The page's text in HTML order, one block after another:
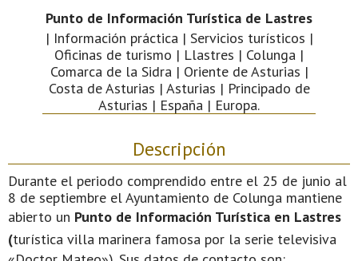
Punto de Información Turística de Lastres
| Información práctica | Servicios turísticos |
Oficinas de turismo | Llastres | Colunga |
Comarca de la Sidra | Oriente de Asturias |
Costa de Asturias | Asturias | Principado de
Asturias | España | Europa.
Descripción
Durante el periodo comprendido entre el 25 de junio al
8 de septiembre el Ayuntamiento de Colunga mantiene
abierto un Punto de Información Turística en Lastres
(turística villa marinera famosa por la serie televisiva